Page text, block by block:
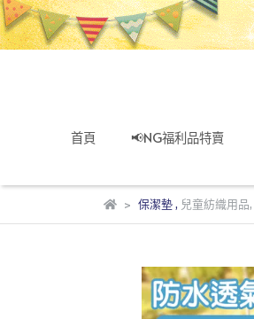
首頁 📢NG福利品特賣
保潔墊, 兒童紡織用品,